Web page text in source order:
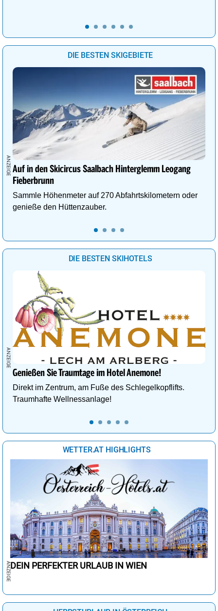
DIE BESTEN SKIGEBIETE
Auf in den Skicircus Saalbach Hinterglemm Leogang
Fieberbrunn
Sammle Höhenmeter auf 270 Abfahrtskilometern oder
genieße den Hüttenzauber.
DIE BESTEN SKIHOTELS
Genießen Sie Traumtage im Hotel Anemone!
Direkt im Zentrum, am Fuße des Schlegelkopflifts.
Traumhafte Wellnessanlage!
WETTER.AT HIGHLIGHTS
DEIN PERFEKTER URLAUB IN WIEN